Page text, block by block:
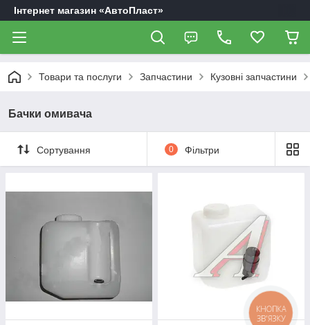
Інтернет магазин «АвтоПласт»
Товари та послуги Запчастини Кузовні запчастини
Бачки омивача
Сортування 0 Фільтри
КНОПКА
ЗВ'ЯЗКУ